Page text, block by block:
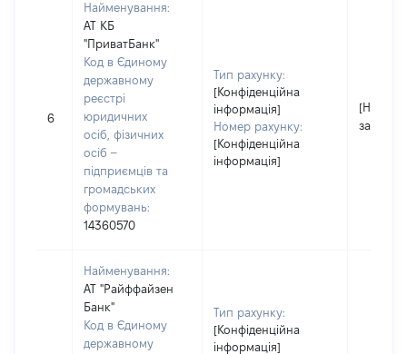
6
Найменування:
АТ КБ
"ПриватБанк"
Код в Єдиному
державному
реєстрі
юридичних
осіб, фізичних
осіб –
підприємців та
громадських
формувань:
14360570
Тип рахунку:
[Конфіденційна
інформація]
Номер рахунку:
[Конфіденційна
інформація]
[Не
Найменування:
АТ "Райффайзен
Банк"
Код в Єдиному
державному
Тип рахунку:
[Конфіденційна
інформація]